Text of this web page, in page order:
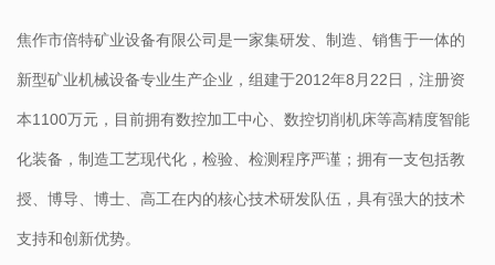
焦作市倍特矿业设备有限公司是一家集研发、制造、销售于一体的
新型矿业机械设备专业生产企业，组建于2012年8月22日，注册资
本1100万元，目前拥有数控加工中心、数控切削机床等高精度智能
化装备，制造工艺现代化，检验、检测程序严谨；拥有一支包括教
授、博导、博士、高工在内的核心技术研发队伍，具有强大的技术
支持和创新优势。